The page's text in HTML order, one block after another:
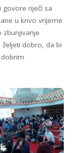
govore riječi sa
u krivo vrijeme
zbunjivanje
dobro, da bi